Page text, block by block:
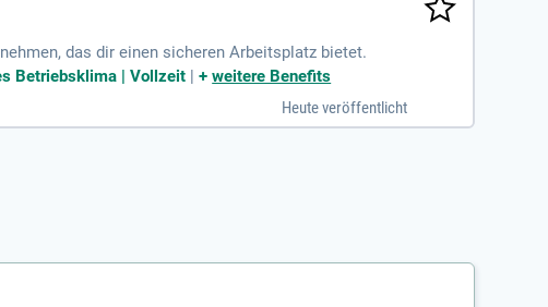
das dir einen sicheren Arbeitsplatz bietet.
Betriebsklima | Vollzeit |+weitere Benefits
Heute veröffentlicht